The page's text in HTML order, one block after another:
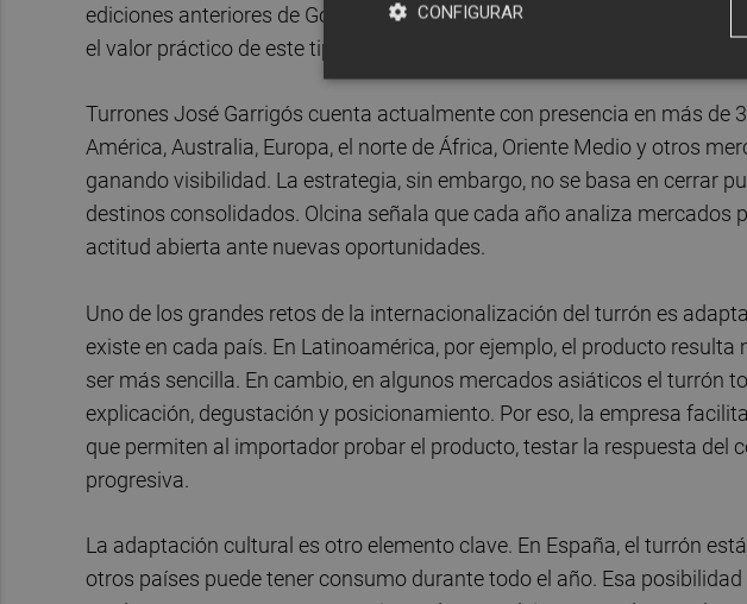
ediciones anteriores de Go Global han acabado convirtiéndose en
el valor práctico de este tipo de iniciativas para las empresas
Turrones José Garrigós cuenta actualmente con presencia en más de
América, Australia, Europa, el norte de África, Oriente Medio y otros
ganando visibilidad. La estrategia, sin embargo, no se basa en cerrar
destinos consolidados. Olcina señala que cada año analiza mercados
actitud abierta ante nuevas oportunidades.
Uno de los grandes retos de la internacionalización del turrón es
existe en cada país. En Latinoamérica, por ejemplo, el producto
ser más sencilla. En cambio, en algunos mercados asiáticos el turrón
explicación, degustación y posicionamiento. Por eso, la empresa
que permiten al importador probar el producto, testar la respuesta del
progresiva.
La adaptación cultural es otro elemento clave. En España, el turrón
otros países puede tener consumo durante todo el año. Esa
CONFIGURAR